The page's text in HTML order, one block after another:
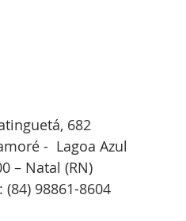
682
-  Lagoa Azul
– Natal (RN)
(84) 98861-8604